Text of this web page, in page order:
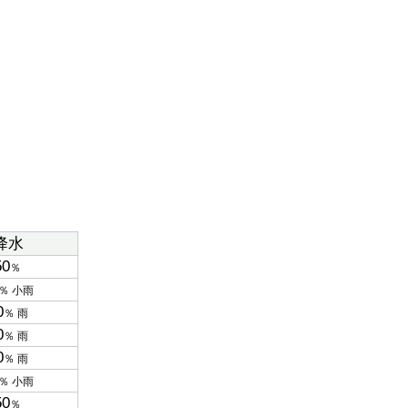
水
％
小雨
％ 雨
％ 雨
％ 雨
小雨
％